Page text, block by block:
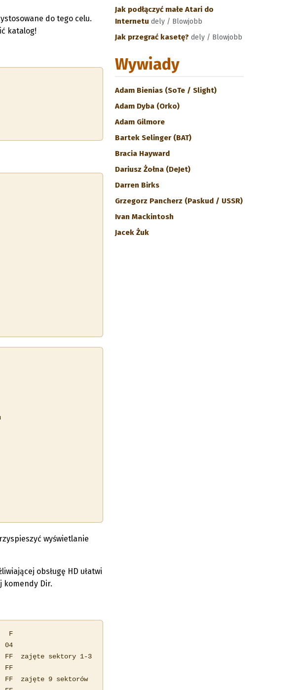
do tego celu.
katalog!
wyświetlanie
obsługę HD ułatwi
komendy Dir.
F
04
zajęte sektory 1-3
FF
zajęte 9 sektorów
Jak podłączyć małe Atari do
Internetu dely / Blowjobb
Jak przegrać kasetę? dely / Blowjobb
Wywiady
Adam Bienias (SoTe / Slight)
Adam Dyba (Orko)
Adam Gilmore
Bartek Selinger (BAT)
Bracia Hayward
Dariusz Żołna (DeJet)
Darren Birks
Grzegorz Pancherz (Paskud / USSR)
Ivan Mackintosh
Jacek Żuk